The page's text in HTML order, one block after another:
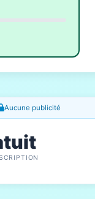
Aucune publicité